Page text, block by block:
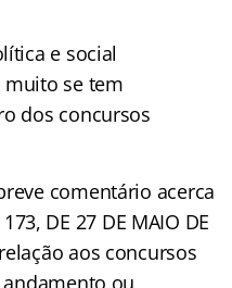
e social
muito se tem
dos concursos
comentário acerca
DE 27 DE MAIO DE
aos concursos
ou